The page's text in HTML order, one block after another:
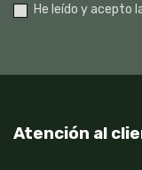
He leído y acepto
Atención al